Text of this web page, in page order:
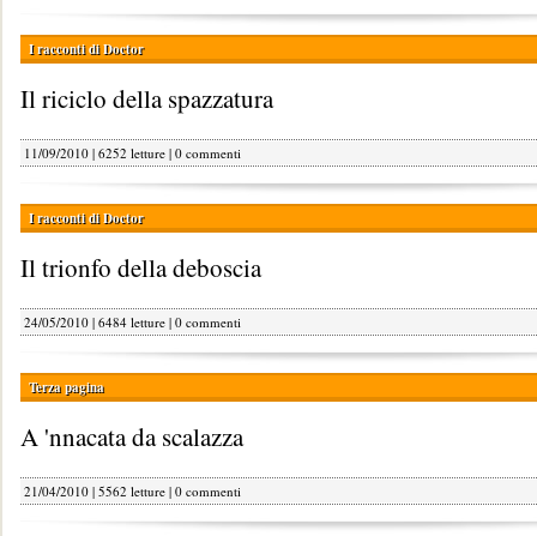
I racconti di Doctor
Il riciclo della spazzatura
11/09/2010 | 6252 letture | 0 commenti
I racconti di Doctor
Il trionfo della deboscia
24/05/2010 | 6484 letture | 0 commenti
Terza pagina
A 'nnacata da scalazza
21/04/2010 | 5562 letture | 0 commenti